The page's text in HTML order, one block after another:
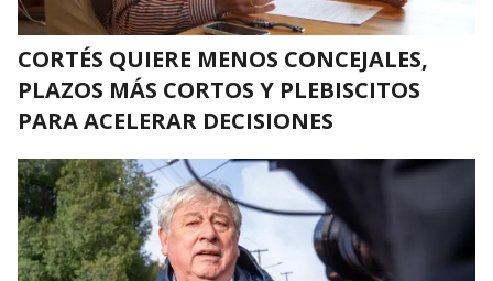
CORTÉS QUIERE MENOS CONCEJALES,
PLAZOS MÁS CORTOS Y PLEBISCITOS
PARA ACELERAR DECISIONES